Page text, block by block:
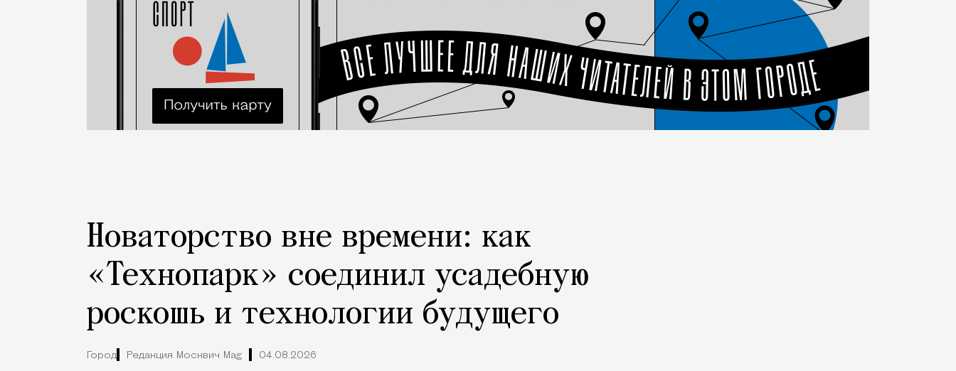
Новаторство вне времени: как
«Технопарк» соединил усадебную
роскошь и технологии будущего
Город Редакция Москвич Mag 04.08.2026